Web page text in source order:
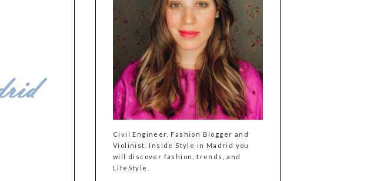
Civil Engineer, Fashion Blogger and
Violinist. Inside Style in Madrid you
will discover fashion, trends, and
LifeStyle.